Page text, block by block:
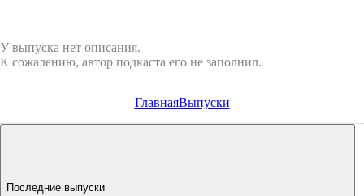
У выпуска нет описания.
К сожалению, автор подкаста его не заполнил.
ГлавнаяВыпуски
Последние выпуски